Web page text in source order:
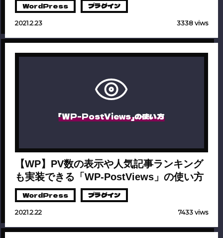
WordPress プラグイン
2021.2.23 3338 viws
「WP-PostViews」の使い方
【WP】PV数の表示や人気記事ランキング
も実装できる「WP-PostViews」の使い方
WordPress プラグイン
2021.2.22 7433 viws